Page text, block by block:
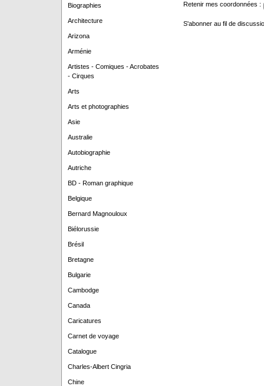
Biographies
Architecture
Arizona
Arménie
Artistes - Comiques - Acrobates
- Cirques
Arts
Arts et photographies
Asie
Australie
Autobiographie
Autriche
BD - Roman graphique
Belgique
Bernard Magnouloux
Biélorussie
Brésil
Bretagne
Bulgarie
Cambodge
Canada
Caricatures
Carnet de voyage
Catalogue
Charles-Albert Cingria
Chine
Retenir mes coordonnées :
S'abonner au fil de